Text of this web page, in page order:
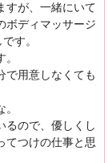
すが、一緒にいて
ボディマッサージ
す。
で用意しなくても
るので、優しくし
てつけの仕事と思